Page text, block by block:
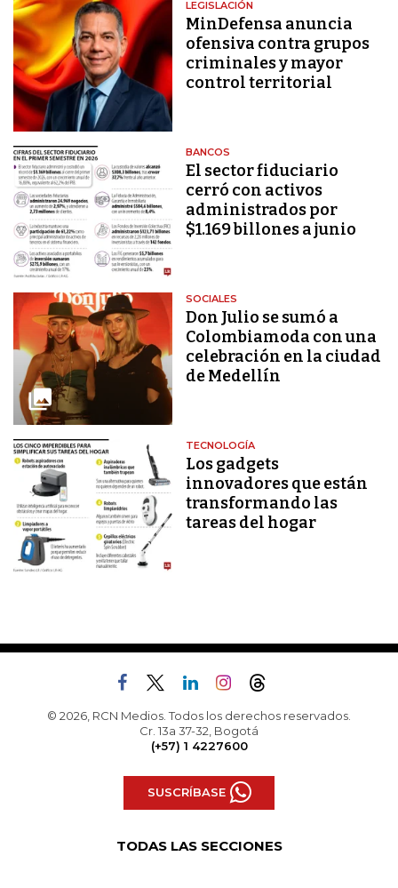
LEGISLACIÓN
MinDefensa anuncia
ofensiva contra grupos
criminales y mayor
control territorial
BANCOS
El sector fiduciario
cerró con activos
administrados por
$1.169 billones a junio
SOCIALES
Don Julio se sumó a
Colombiamoda con una
celebración en la ciudad
de Medellín
TECNOLOGÍA
Los gadgets
innovadores que están
transformando las
tareas del hogar
© 2026, RCN Medios. Todos los derechos reservados.
Cr. 13a 37-32, Bogotá
(+57) 1 4227600
SUSCRÍBASE
TODAS LAS SECCIONES